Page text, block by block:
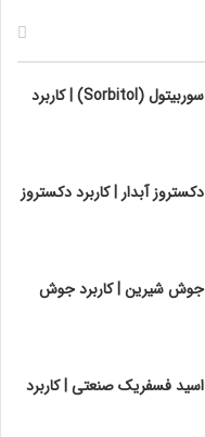
قیمت فروش و خرید سوربیتول (Sorbitol) | کاربرد
آبدار | کاربرد دکستروز
شیرین | کاربرد جوش
فسفریک صنعتی | کاربرد